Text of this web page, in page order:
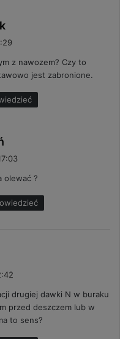
z
e
:
z nawozem? Czy to
jest zabronione.
i
z
e
:
olewać ?
drugiej dawki N w buraku
przed deszczem lub w
to sens?